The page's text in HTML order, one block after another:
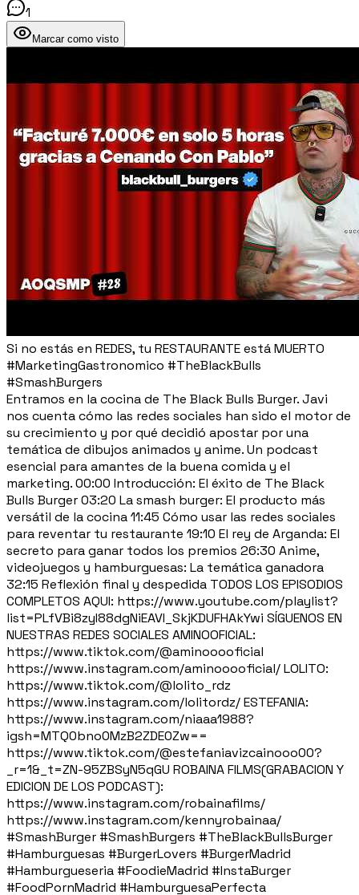
1
Marcar como visto
Si no estás en REDES, tu RESTAURANTE está MUERTO
#MarketingGastronomico #TheBlackBulls
#SmashBurgers
Entramos en la cocina de The Black Bulls Burger. Javi
nos cuenta cómo las redes sociales han sido el motor de
su crecimiento y por qué decidió apostar por una
temática de dibujos animados y anime. Un podcast
esencial para amantes de la buena comida y el
marketing. 00:00 Introducción: El éxito de The Black
Bulls Burger 03:20 La smash burger: El producto más
versátil de la cocina 11:45 Cómo usar las redes sociales
para reventar tu restaurante 19:10 El rey de Arganda: El
secreto para ganar todos los premios 26:30 Anime,
videojuegos y hamburguesas: La temática ganadora
32:15 Reflexión final y despedida TODOS LOS EPISODIOS
COMPLETOS AQUI: https://www.youtube.com/playlist?
list=PLfVBi8zyI88dgNiEAVI_SkjKDUFHAkYwi SÍGUENOS EN
NUESTRAS REDES SOCIALES AMINOOFICIAL:
https://www.tiktok.com/@aminooooficial
https://www.instagram.com/aminooooficial/ LOLITO:
https://www.tiktok.com/@lolito_rdz
https://www.instagram.com/lolitordz/ ESTEFANIA:
https://www.instagram.com/niaaa1988?
igsh=MTQ0bno0MzB2ZDE0Zw==
https://www.tiktok.com/@estefaniavizcainooo00?
_r=1&_t=ZN-95ZBSyN5qGU ROBAINA FILMS(GRABACION Y
EDICION DE LOS PODCAST):
https://www.instagram.com/robainafilms/
https://www.instagram.com/kennyrobainaa/
#SmashBurger #SmashBurgers #TheBlackBullsBurger
#Hamburguesas #BurgerLovers #BurgerMadrid
#Hamburgueseria #FoodieMadrid #InstaBurger
#FoodPornMadrid #HamburguesaPerfecta